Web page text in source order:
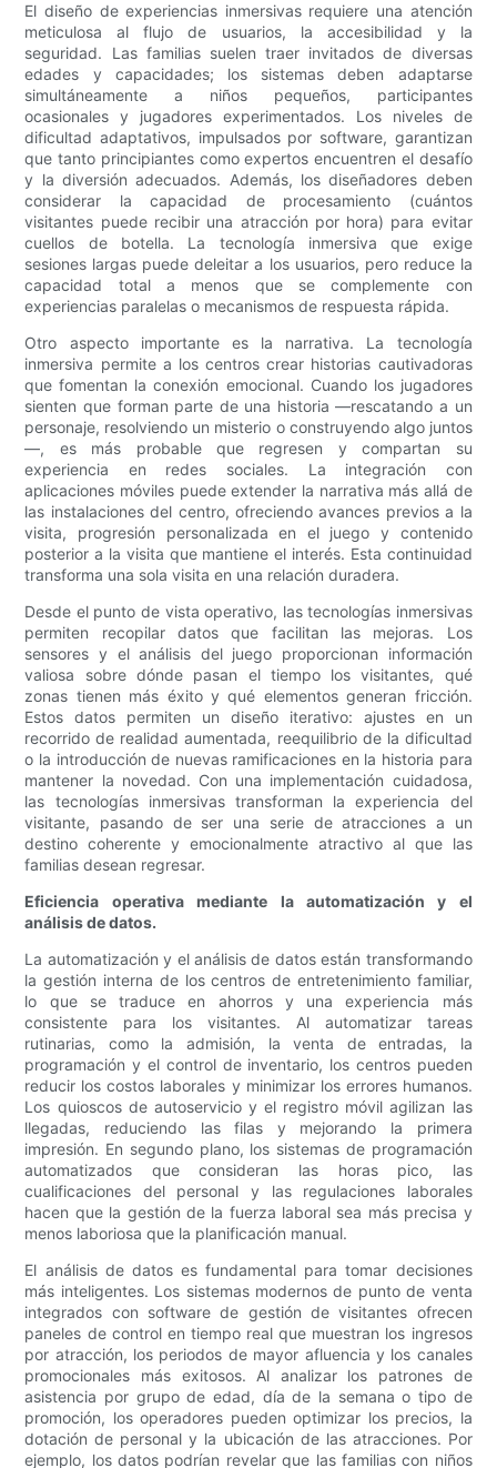
El diseño de experiencias inmersivas requiere una atención
meticulosa al flujo de usuarios, la accesibilidad y la
seguridad. Las familias suelen traer invitados de diversas
edades y capacidades; los sistemas deben adaptarse
simultáneamente a niños pequeños, participantes
ocasionales y jugadores experimentados. Los niveles de
dificultad adaptativos, impulsados ​​por software, garantizan
que tanto principiantes como expertos encuentren el desafío
y la diversión adecuados. Además, los diseñadores deben
considerar la capacidad de procesamiento (cuántos
visitantes puede recibir una atracción por hora) para evitar
cuellos de botella. La tecnología inmersiva que exige
sesiones largas puede deleitar a los usuarios, pero reduce la
capacidad total a menos que se complemente con
experiencias paralelas o mecanismos de respuesta rápida.
Otro aspecto importante es la narrativa. La tecnología
inmersiva permite a los centros crear historias cautivadoras
que fomentan la conexión emocional. Cuando los jugadores
sienten que forman parte de una historia —rescatando a un
personaje, resolviendo un misterio o construyendo algo juntos
—, es más probable que regresen y compartan su
experiencia en redes sociales. La integración con
aplicaciones móviles puede extender la narrativa más allá de
las instalaciones del centro, ofreciendo avances previos a la
visita, progresión personalizada en el juego y contenido
posterior a la visita que mantiene el interés. Esta continuidad
transforma una sola visita en una relación duradera.
Desde el punto de vista operativo, las tecnologías inmersivas
permiten recopilar datos que facilitan las mejoras. Los
sensores y el análisis del juego proporcionan información
valiosa sobre dónde pasan el tiempo los visitantes, qué
zonas tienen más éxito y qué elementos generan fricción.
Estos datos permiten un diseño iterativo: ajustes en un
recorrido de realidad aumentada, reequilibrio de la dificultad
o la introducción de nuevas ramificaciones en la historia para
mantener la novedad. Con una implementación cuidadosa,
las tecnologías inmersivas transforman la experiencia del
visitante, pasando de ser una serie de atracciones a un
destino coherente y emocionalmente atractivo al que las
familias desean regresar.
Eficiencia operativa mediante la automatización y el
análisis de datos.
La automatización y el análisis de datos están transformando
la gestión interna de los centros de entretenimiento familiar,
lo que se traduce en ahorros y una experiencia más
consistente para los visitantes. Al automatizar tareas
rutinarias, como la admisión, la venta de entradas, la
programación y el control de inventario, los centros pueden
reducir los costos laborales y minimizar los errores humanos.
Los quioscos de autoservicio y el registro móvil agilizan las
llegadas, reduciendo las filas y mejorando la primera
impresión. En segundo plano, los sistemas de programación
automatizados que consideran las horas pico, las
cualificaciones del personal y las regulaciones laborales
hacen que la gestión de la fuerza laboral sea más precisa y
menos laboriosa que la planificación manual.
El análisis de datos es fundamental para tomar decisiones
más inteligentes. Los sistemas modernos de punto de venta
integrados con software de gestión de visitantes ofrecen
paneles de control en tiempo real que muestran los ingresos
por atracción, los periodos de mayor afluencia y los canales
promocionales más exitosos. Al analizar los patrones de
asistencia por grupo de edad, día de la semana o tipo de
promoción, los operadores pueden optimizar los precios, la
dotación de personal y la ubicación de las atracciones. Por
ejemplo, los datos podrían revelar que las familias con niños